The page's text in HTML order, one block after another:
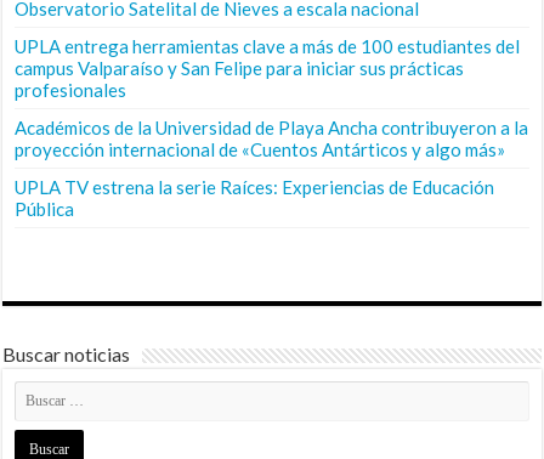
Observatorio Satelital de Nieves a escala nacional
UPLA entrega herramientas clave a más de 100 estudiantes del
campus Valparaíso y San Felipe para iniciar sus prácticas
profesionales
Académicos de la Universidad de Playa Ancha contribuyeron a la
proyección internacional de «Cuentos Antárticos y algo más»
UPLA TV estrena la serie Raíces: Experiencias de Educación
Pública
Buscar noticias